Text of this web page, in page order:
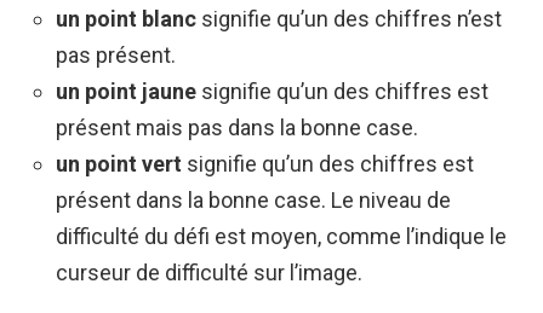
un point blanc signifie qu’un des chiffres n’est
pas présent.
un point jaune signifie qu’un des chiffres est
présent mais pas dans la bonne case.
un point vert signifie qu’un des chiffres est
présent dans la bonne case. Le niveau de
difficulté du défi est moyen, comme l’indique le
curseur de difficulté sur l’image.